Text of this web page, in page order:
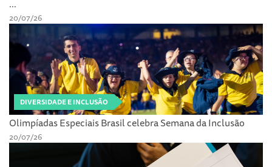
...
20/07/26
DIVERSIDADE E INCLUSÃO
Olimpíadas Especiais Brasil celebra Semana da Inclusão
20/07/26